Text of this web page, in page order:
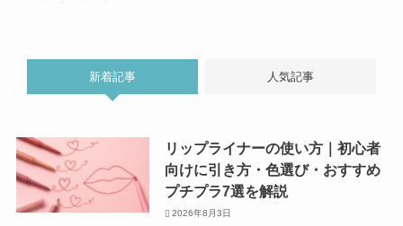
新着記事 人気記事
リップライナーの使い方｜初心者
向けに引き方・色選び・おすすめ
プチプラ7選を解説
2026年8月3日